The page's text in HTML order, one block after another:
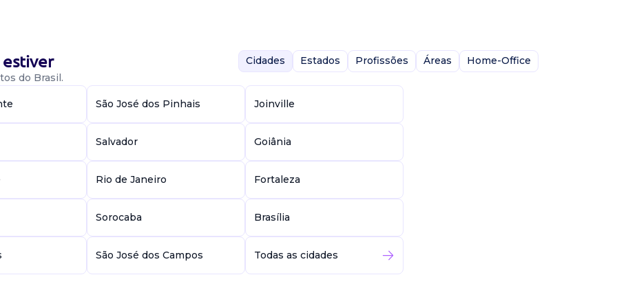
liderança e
em...
do Brasil.
Cidades Estados Profissões Áreas Home-Office
São José dos Pinhais Joinville
Salvador Goiânia
Rio de Janeiro Fortaleza
Sorocaba Brasília
São José dos Campos Todas as cidades